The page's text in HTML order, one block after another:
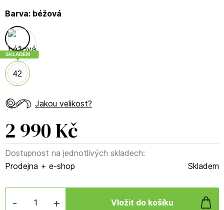
Barva: béžová
42
SKLADEM
Jakou velikost?
2 990 Kč
Dostupnost na jednotlivých skladech:
Prodejna + e-shop
Skladem
- +